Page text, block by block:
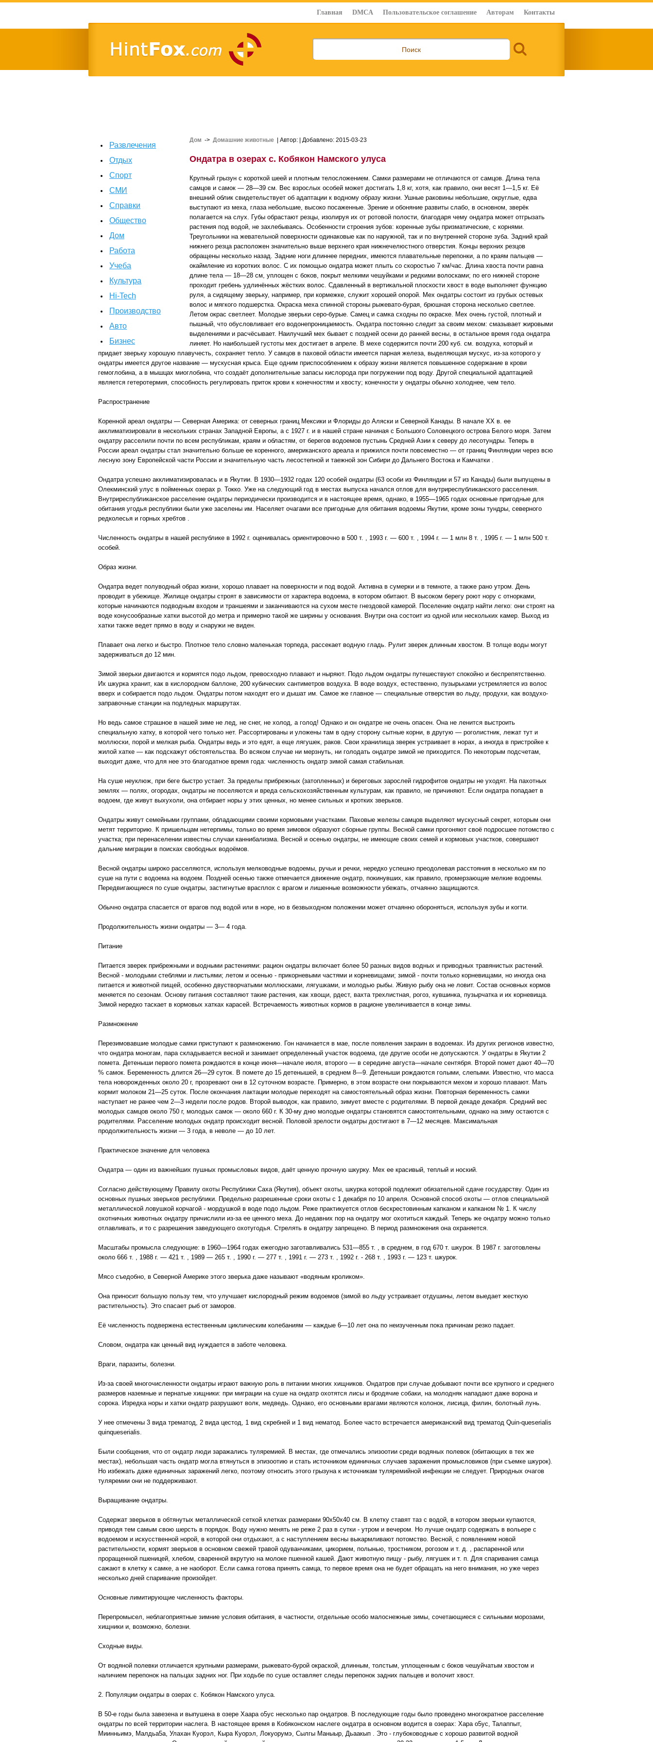
Главная DMCA Пользовательское соглашение Авторам Контакты
Развлечения
Отдых
Спорт
СМИ
Справки
Общество
Дом
Работа
Учеба
Культура
Hi-Tech
Производство
Авто
Бизнес
Дом -> Домашние животные | Автор: | Добавлено: 2015-03-23
Ондатра в озерах с. Кобякон Намского улуса
Крупный грызун с короткой шеей и плотным телосложением. Самки размерами не отличаются от самцов. Длина тела
самцов и самок — 28—39 см. Вес взрослых особей может достигать 1,8 кг, хотя, как правило, они весят 1—1,5 кг. Её
внешний облик свидетельствует об адаптации к водному образу жизни. Ушные раковины небольшие, округлые, едва
выступают из меха, глаза небольшие, высоко посаженные. Зрение и обоняние развиты слабо, в основном, зверёк
полагается на слух. Губы обрастают резцы, изолируя их от ротовой полости, благодаря чему ондатра может отгрызать
растения под водой, не захлебываясь. Особенности строения зубов: коренные зубы призматические, с корнями.
Треугольники на жевательной поверхности одинаковые как по наружной, так и по внутренней стороне зуба. Задний край
нижнего резца расположен значительно выше верхнего края нижнечелюстного отверстия. Концы верхних резцов
обращены несколько назад. Задние ноги длиннее передних, имеются плавательные перепонки, а по краям пальцев —
окаймление из коротких волос. С их помощью ондатра может плыть со скоростью 7 км/час. Длина хвоста почти равна
длине тела — 18—28 см, уплощен с боков, покрыт мелкими чешуйками и редкими волосками; по его нижней стороне
проходит гребень удлинённых жёстких волос. Сдавленный в вертикальной плоскости хвост в воде выполняет функцию
руля, а сидящему зверьку, например, при кормежке, служит хорошей опорой. Мех ондатры состоит из грубых остевых
волос и мягкого подшерстка. Окраска меха спинной стороны рыжевато-бурая, брюшная сторона несколько светлее.
Летом окрас светлеет. Молодые зверьки серо-бурые. Самец и самка сходны по окраске. Мех очень густой, плотный и
пышный, что обусловливает его водонепроницаемость. Ондатра постоянно следит за своим мехом: смазывает жировыми
выделениями и расчёсывает. Наилучший мех бывает с поздней осени до ранней весны, в остальное время года ондатра
линяет. Но наибольшей густоты мех достигает в апреле. В мехе содержится почти 200 куб. см. воздуха, который и
придает зверьку хорошую плавучесть, сохраняет тепло. У самцов в паховой области имеется парная железа, выделяющая мускус, из-за которого у
ондатры имеется другое название — мускусная крыса. Еще одним приспособлением к образу жизни является повышенное содержание в крови
гемоглобина, а в мышцах миоглобина, что создаёт дополнительные запасы кислорода при погружении под воду. Другой специальной адаптацией
является гетеротермия, способность регулировать приток крови к конечностям и хвосту; конечности у ондатры обычно холоднее, чем тело.
Распространение
Коренной ареал ондатры — Северная Америка: от северных границ Мексики и Флориды до Аляски и Северной Канады. В начале XX в. ее
акклиматизировали в нескольких странах Западной Европы, а с 1927 г. и в нашей стране начиная с Большого Соловецкого острова Белого моря. Затем
ондатру расселили почти по всем республикам, краям и областям, от берегов водоемов пустынь Средней Азии к северу до лесотундры. Теперь в
России ареал ондатры стал значительно больше ее коренного, американского ареала и прижился почти повсеместно — от границ Финляндии через всю
лесную зону Европейской части России и значительную часть лесостепной и таежной зон Сибири до Дальнего Востока и Камчатки .
Ондатра успешно акклиматизировалась и в Якутии. В 1930—1932 годах 120 особей ондатры (63 особи из Финляндии и 57 из Канады) были выпущены в
Олекминский улус в пойменных озерах р. Токко. Уже на следующий год в местах выпуска начался отлов для внутриреспубликанского расселения.
Внутриреспубликанское расселение ондатры периодически производится и в настоящее время, однако, в 1955—1965 годах основные пригодные для
обитания угодья республики были уже заселены им. Населяет очагами все пригодные для обитания водоемы Якутии, кроме зоны тундры, северного
редколесья и горных хребтов .
Численность ондатры в нашей республике в 1992 г. оценивалась ориентировочно в 500 т. , 1993 г. — 600 т. , 1994 г. — 1 млн 8 т. , 1995 г. — 1 млн 500 т.
особей.
Образ жизни.
Ондатра ведет полуводный образ жизни, хорошо плавает на поверхности и под водой. Активна в сумерки и в темноте, а также рано утром. День
проводит в убежище. Жилище ондатры строят в зависимости от характера водоема, в котором обитают. В высоком берегу роют нору с отнорками,
которые начинаются подводным входом и траншеями и заканчиваются на сухом месте гнездовой камерой. Поселение ондатр найти легко: они строят на
воде конусообразные хатки высотой до метра и примерно такой же ширины у основания. Внутри она состоит из одной или нескольких камер. Выход из
хатки также ведет прямо в воду и снаружи не виден.
Плавает она легко и быстро. Плотное тело словно маленькая торпеда, рассекает водную гладь. Рулит зверек длинным хвостом. В толще воды могут
задерживаться до 12 мин.
Зимой зверьки двигаются и кормятся подо льдом, превосходно плавают и ныряют. Подо льдом ондатры путешествуют спокойно и беспрепятственно.
Их шкурка хранит, как в кислородном баллоне, 200 кубических сантиметров воздуха. В воде воздух, естественно, пузырьками устремляется из волос
вверх и собирается подо льдом. Ондатры потом находят его и дышат им. Самое же главное — специальные отверстия во льду, продухи, как воздухо-
заправочные станции на подледных маршрутах.
Но ведь самое страшное в нашей зиме не лед, не снег, не холод, а голод! Однако и он ондатре не очень опасен. Она не ленится выстроить
специальную хатку, в которой чего только нет. Рассортированы и уложены там в одну сторону сытные корни, в другую — роголистник, лежат тут и
моллюски, порой и мелкая рыба. Ондатры ведь и это едят, а еще лягушек, раков. Свои хранилища зверек устраивает в норах, а иногда в пристройке к
жилой хатке — как подскажут обстоятельства. Во всяком случае ни мерзнуть, ни голодать ондатре зимой не приходится. По некоторым подсчетам,
выходит даже, что для нее это благодатное время года: численность ондатр зимой самая стабильная.
На суше неуклюж, при беге быстро устает. За пределы прибрежных (затопленных) и береговых зарослей гидрофитов ондатры не уходят. На пахотных
землях — полях, огородах, ондатры не поселяются и вреда сельскохозяйственным культурам, как правило, не причиняют. Если ондатра попадает в
водоем, где живут выхухоли, она отбирает норы у этих ценных, но менее сильных и кротких зверьков.
Ондатры живут семейными группами, обладающими своими кормовыми участками. Паховые железы самцов выделяют мускусный секрет, которым они
метят территорию. К пришельцам нетерпимы, только во время зимовок образуют сборные группы. Весной самки прогоняют своё подросшее потомство с
участка; при перенаселении известны случаи каннибализма. Весной и осенью ондатры, не имеющие своих семей и кормовых участков, совершают
дальние миграции в поисках свободных водоёмов.
Весной ондатры широко расселяются, используя мелководные водоемы, ручьи и речки, нередко успешно преодолевая расстояния в несколько км по
суше на пути с водоема на водоем. Поздней осенью также отмечается движение ондатр, покинувших, как правило, промерзающие мелкие водоемы.
Передвигающиеся по суше ондатры, застигнутые врасплох с врагом и лишенные возможности убежать, отчаянно защищаются.
Обычно ондатра спасается от врагов под водой или в норе, но в безвыходном положении может отчаянно обороняться, используя зубы и когти.
Продолжительность жизни ондатры — 3— 4 года.
Питание
Питается зверек прибрежными и водными растениями: рацион ондатры включает более 50 разных видов водных и приводных травянистых растений.
Весной - молодыми стеблями и листьями; летом и осенью - прикорневыми частями и корневищами; зимой - почти только корневищами, но иногда она
питается и животной пищей, особенно двустворчатыми моллюсками, лягушками, и молодью рыбы. Живую рыбу она не ловит. Состав основных кормов
меняется по сезонам. Основу питания составляют такие растения, как хвощи, рдест, вахта трехлистная, рогоз, кувшинка, пузырчатка и их корневища.
Зимой нередко таскает в кормовых хатках карасей. Встречаемость животных кормов в рационе увеличивается в конце зимы.
Размножение
Перезимовавшие молодые самки приступают к размножению. Гон начинается в мае, после появления закраин в водоемах. Из других регионов известно,
что ондатра моногам, пара складывается весной и занимает определенный участок водоема, где другие особи не допускаются. У ондатры в Якутии 2
помета. Детеныши первого помета рождаются в конце июня—начале июля, второго — в середине августа—начале сентября. Второй помет дают 40—70
% самок. Беременность длится 26—29 суток. В помете до 15 детенышей, в среднем 8—9. Детеныши рождаются голыми, слепыми. Известно, что масса
тела новорожденных около 20 г, прозревают они в 12 суточном возрасте. Примерно, в этом возрасте они покрываются мехом и хорошо плавают. Мать
кормит молоком 21—25 суток. После окончания лактации молодые переходят на самостоятельный образ жизни. Повторная беременность самки
наступает не ранее чем 2—3 недели после родов. Второй выводок, как правило, зимует вместе с родителями. В первой декаде декабря. Средний вес
молодых самцов около 750 г, молодых самок — около 660 г. К 30-му дню молодые ондатры становятся самостоятельными, однако на зиму остаются с
родителями. Расселение молодых ондатр происходит весной. Половой зрелости ондатры достигают в 7—12 месяцев. Максимальная
продолжительность жизни — 3 года, в неволе — до 10 лет.
Практическое значение для человека
Ондатра — один из важнейших пушных промысловых видов, даёт ценную прочную шкурку. Мех ее красивый, теплый и ноский.
Согласно действующему Правилу охоты Республики Саха (Якутия), объект охоты, шкурка которой подлежит обязательной сдаче государству. Один из
основных пушных зверьков республики. Предельно разрешенные сроки охоты с 1 декабря по 10 апреля. Основной способ охоты — отлов специальной
металлической ловушкой корчагой - мордушкой в воде подо льдом. Реже практикуется отлов бескрестовинным капканом и капканом № 1. К числу
охотничьих животных ондатру причислили из-за ее ценного меха. До недавних пор на ондатру мог охотиться каждый. Теперь же ондатру можно только
отлавливать, и то с разрешения заведующего охотугодья. Стрелять в ондатру запрещено. В период размножения она охраняется.
Масштабы промысла следующие: в 1960—1964 годах ежегодно заготавливались 531—855 т. , в среднем, в год 670 т. шкурок. В 1987 г. заготовлены
около 666 т. , 1988 г. — 421 т. , 1989 — 265 т. , 1990 г. — 277 т. , 1991 г. — 273 т. , 1992 г. - 268 т. , 1993 г. — 123 т. шкурок.
Мясо съедобно, в Северной Америке этого зверька даже называют «водяным кроликом».
Она приносит большую пользу тем, что улучшает кислородный режим водоемов (зимой во льду устраивает отдушины, летом выедает жесткую
растительность). Это спасает рыб от заморов.
Её численность подвержена естественным циклическим колебаниям — каждые 6—10 лет она по неизученным пока причинам резко падает.
Словом, ондатра как ценный вид нуждается в заботе человека.
Враги, паразиты, болезни.
Из-за своей многочисленности ондатры играют важную роль в питании многих хищников. Ондатров при случае добывают почти все крупного и среднего
размеров наземные и пернатые хищники: при миграции на суше на ондатр охотятся лисы и бродячие собаки, на молодняк нападают даже ворона и
сорока. Изредка норы и хатки ондатр разрушают волк, медведь. Однако, его основными врагами являются колонок, лисица, филин, болотный лунь.
У нее отмечены 3 вида трематод, 2 вида цестод, 1 вид скребней и 1 вид нематод. Более часто встречается американский вид трематод Quin-queserialis
quinqueserialis.
Были сообщения, что от ондатр люди заражались туляремией. В местах, где отмечались эпизоотии среди водяных полевок (обитающих в тех же
местах), небольшая часть ондатр могла втянуться в эпизоотию и стать источником единичных случаев заражения промысловиков (при съемке шкурок).
Но избежать даже единичных заражений легко, поэтому относить этого грызуна к источникам туляремийной инфекции не следует. Природных очагов
туляремии они не поддерживают.
Выращивание ондатры.
Содержат зверьков в обтянутых металлической сеткой клетках размерами 90х50х40 см. В клетку ставят таз с водой, в котором зверьки купаются,
приводя тем самым свою шерсть в порядок. Воду нужно менять не реже 2 раз в сутки - утром и вечером. Но лучше ондатр содержать в вольере с
водоемом и искусственной норой, в которой они отдыхают, а с наступлением весны выкармливают потомство. Весной, с появлением новой
растительности, кормят зверьков в основном свежей травой одуванчиками, цикорием, полынью, тростником, рогозом и т. д. , распаренной или
проращенной пшеницей, хлебом, сваренной вкрутую на молоке пшенной кашей. Дают животную пищу - рыбу, лягушек и т. п. Для спаривания самца
сажают в клетку к самке, а не наоборот. Если самка готова принять самца, то первое время она не будет обращать на него внимания, но уже через
несколько дней спаривание произойдет.
Основные лимитирующие численность факторы.
Перепромысел, неблагоприятные зимние условия обитания, в частности, отдельные особо малоснежные зимы, сочетающиеся с сильными морозами,
хищники и, возможно, болезни.
Сходные виды.
От водяной полевки отличается крупными размерами, рыжевато-бурой окраской, длинным, толстым, уплощенным с боков чешуйчатым хвостом и
наличием перепонок на пальцах задних ног. При ходьбе по суше оставляет следы перепонок задних пальцев и волочит хвост.
2. Популяции ондатры в озерах с. Кобякон Намского улуса.
В 50-е годы была завезена и выпушена в озере Хаара о5ус несколько пар ондатров. В последующие годы было проведено многократное расселение
ондатры по всей территории наслега. В настоящее время в Кобяконском наслеге ондатра в основном водится в озерах: Хара о5ус, Талаппыт,
Миинньимэ, Малдьа5а, Улахан Куорэл, Кыра Куорэл, Локуорумэ, Сылгы Маныыр, Дьаакып . Это - глубоководные с хорошо развитой водной